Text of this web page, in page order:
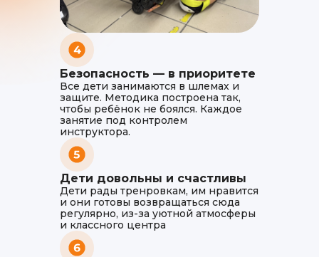
Безопасность — в приоритете
Все дети занимаются в шлемах и
защите. Методика построена так,
чтобы ребёнок не боялся. Каждое
занятие под контролем
инструктора.
Дети довольны и счастливы
Дети рады тренровкам, им нравится
и они готовы возвращаться сюда
регулярно, из-за уютной атмосферы
и классного центра